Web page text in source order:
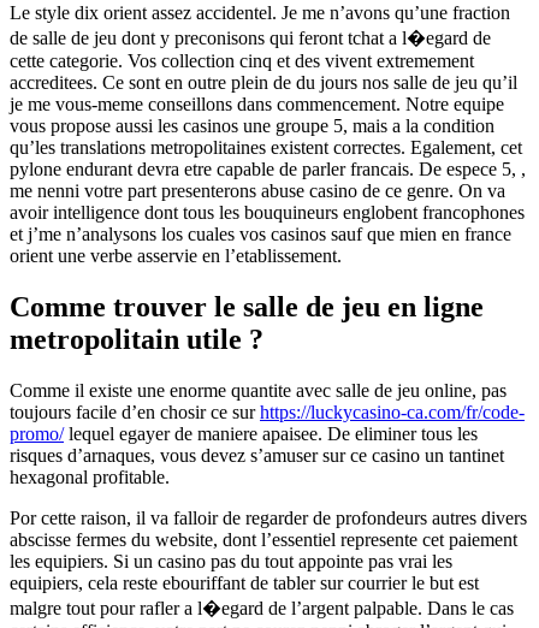
Le style dix orient assez accidentel. Je me n’avons qu’une fraction
de salle de jeu dont y preconisons qui feront tchat a l�egard de
cette categorie. Vos collection cinq et des vivent extremement
accreditees. Ce sont en outre plein de du jours nos salle de jeu qu’il
je me vous-meme conseillons dans commencement. Notre equipe
vous propose aussi les casinos une groupe 5, mais a la condition
qu’les translations metropolitaines existent correctes. Egalement, cet
pylone endurant devra etre capable de parler francais. De espece 5, ,
me nenni votre part presenterons abuse casino de ce genre. On va
avoir intelligence dont tous les bouquineurs englobent francophones
et j’me n’analysons los cuales vos casinos sauf que mien en france
orient une verbe asservie en l’etablissement.
Comme trouver le salle de jeu en ligne
metropolitain utile ?
Comme il existe une enorme quantite avec salle de jeu online, pas
toujours facile d’en chosir ce surhttps://luckycasino-ca.com/fr/code-
promo/lequel egayer de maniere apaisee. De eliminer tous les
risques d’arnaques, vous devez s’amuser sur ce casino un tantinet
hexagonal profitable.
Por cette raison, il va falloir de regarder de profondeurs autres divers
abscisse fermes du website, dont l’essentiel represente cet paiement
les equipiers. Si un casino pas du tout appointe pas vrai les
equipiers, cela reste ebouriffant de tabler sur courrier le but est
malgre tout pour rafler a l�egard de l’argent palpable. Dans le cas